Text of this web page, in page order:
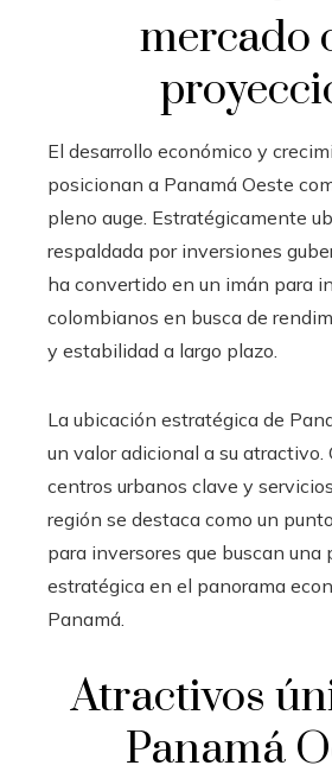
mercado
El desarrollo económico y
posicionan a Panamá Oeste
pleno auge. Estratégicamente
respaldada por inversiones
ha convertido en un imán para
colombianos en busca de
y estabilidad a largo plazo.
La ubicación estratégica de
un valor adicional a su atractivo.
centros urbanos clave y
región se destaca como un
para inversores que buscan una
estratégica en el panorama
Panamá.
Atractivos
Panamá